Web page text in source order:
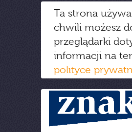
Ta strona
chwili możesz
przeglądarki
informacji na
polityce